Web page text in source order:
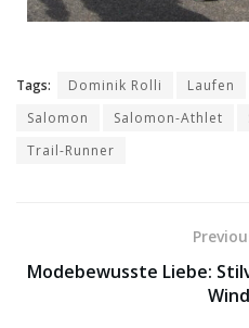
Tags: Dominik Rolli Laufen
Salomon
Salomon-Athlet
Trail-Runner
Modebewusste Liebe: